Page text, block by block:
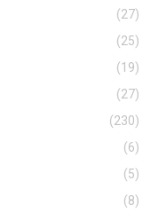
(27)
(25)
(19)
(27)
(230)
(6)
(5)
(8)